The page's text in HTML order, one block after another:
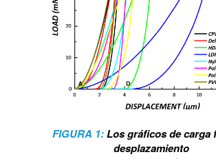
FIGURA 1:Los gráficos de carga
desplazamiento